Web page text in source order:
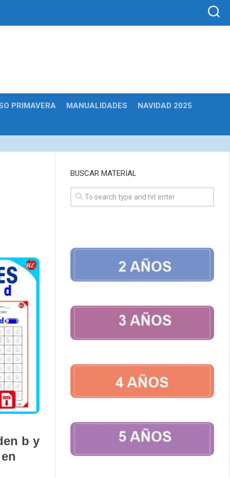
PRIMAVERA MANUALIDADES NAVIDAD 2025
b y
BUSCAR MATERIAL